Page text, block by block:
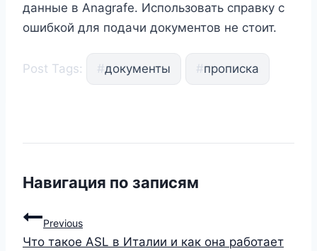
данные в Anagrafe. Использовать справку с
ошибкой для подачи документов не стоит.
Post Tags: #документы #прописка
Навигация по записям
Previous
Что такое ASL в Италии и как она работает